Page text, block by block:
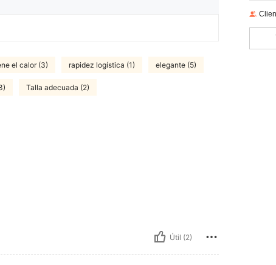
el calor (3) rapidez logística (1) elegante (5)
Talla adecuada (2)
Útil (2)